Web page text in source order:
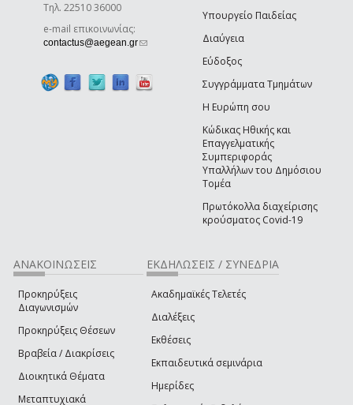
Τηλ. 22510 36000
e-mail επικοινωνίας:
contactus@aegean.gr(link sends e-mail)
Υπουργείο Παιδείας
Διαύγεια
Εύδοξος
Συγγράμματα Τμημάτων
Η Ευρώπη σου
Κώδικας Ηθικής και
Επαγγελματικής
Συμπεριφοράς
Υπαλλήλων του Δημόσιου
Τομέα
Πρωτόκολλα διαχείρισης
κρούσματος Covid-19
ΑΝΑΚΟΙΝΩΣΕΙΣ
Προκηρύξεις
Διαγωνισμών
Προκηρύξεις Θέσεων
Βραβεία / Διακρίσεις
Διοικητικά Θέματα
Μεταπτυχιακά
ΕΚΔΗΛΩΣΕΙΣ / ΣΥΝΕΔΡΙΑ
Ακαδημαϊκές Τελετές
Διαλέξεις
Εκθέσεις
Εκπαιδευτικά σεμινάρια
Ημερίδες